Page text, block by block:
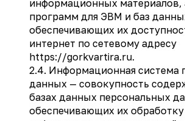
информационных материалов,
программ для ЭВМ и баз
обеспечивающих их
интернет по сетевому адресу
https://gorkvartira.ru.
2.4. Информационная система
данных — совокупность
базах данных персональных
обеспечивающих их обработку